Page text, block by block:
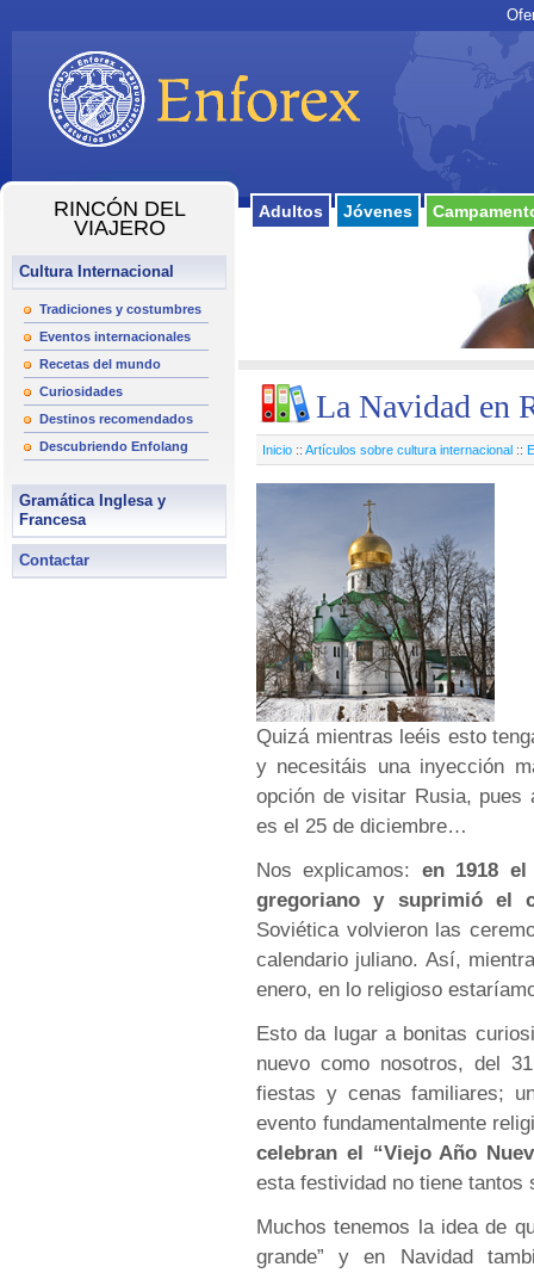
Adultos Jóvenes
RINCÓN DEL
VIAJERO
Cultura Internacional
Tradiciones y costumbres
Eventos internacionales
Recetas del mundo
Curiosidades
Destinos recomendados
Descubriendo Enfolang
Gramática Inglesa y
Francesa
Contactar
La Navidad en
Inicio :: Artículos sobre cultura internacional ::
Quizá mientras leéis esto
y necesitáis una inyección
opción de visitar Rusia,
es el 25 de diciembre…
Nos explicamos: en 1918
gregoriano y suprimió el
Soviética volvieron las
calendario juliano. Así,
enero, en lo religioso
Esto da lugar a bonitas
nuevo como nosotros, del
fiestas y cenas familiares;
evento fundamentalmente
celebran el “Viejo Año
esta festividad no tiene tantos
Muchos tenemos la idea de
grande” y en Navidad